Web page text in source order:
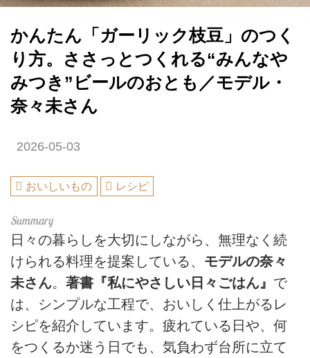
かんたん「ガーリック枝豆」のつく
り方。ささっとつくれる“みんなや
みつき”ビールのおとも／モデル・
奈々未さん
2026-05-03
おいしいもの レシピ
日々の暮らしを大切にしながら、無理なく続
けられる料理を提案している、 モデルの奈々
未さん。 著書『私にやさしい日々ごはん』 で
は、シンプルな工程で、おいしく仕上がるレ
シピを紹介しています。疲れている日や、何
をつくるか迷う日でも、気負わず台所に立て